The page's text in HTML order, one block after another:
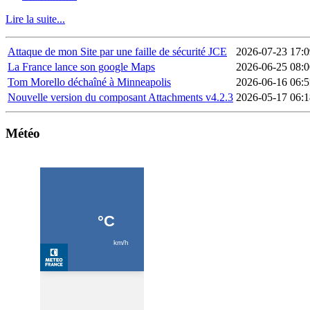
Lire la suite...
Attaque de mon Site par une faille de sécurité JCE
2026-07-23
La France lance son google Maps
2026-06-25
Tom Morello déchaîné à Minneapolis
2026-06-16
Nouvelle version du composant Attachments v4.2.3 2026-05-17
Météo